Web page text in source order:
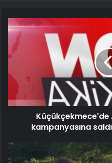
Küçükçekmece'de
kampanyasına